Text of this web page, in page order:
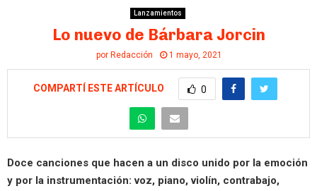
Lanzamientos
Lo nuevo de Bárbara Jorcin
por Redacción 1 mayo, 2021
COMPARTÍ ESTE ARTÍCULO 0
Doce canciones que hacen a un disco unido por la emoción
y por la instrumentación: voz, piano, violín, contrabajo,